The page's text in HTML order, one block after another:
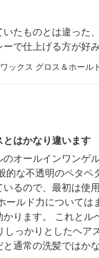
たものとは違った
ーで仕上げる方が好
ックス グロス＆ホール
はかなり違います
オールインワンゲ
的な不透明のペタペ
るので、最初は使
ールド力については
ります。 これとル
っかりとしたヘア
と通常の洗髪ではか